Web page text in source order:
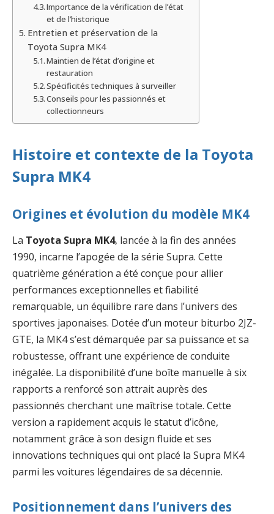
Importance de la vérification de l’état
et de l’historique
Entretien et préservation de la
Toyota Supra MK4
Maintien de l’état d’origine et
restauration
Spécificités techniques à surveiller
Conseils pour les passionnés et
collectionneurs
Histoire et contexte de la Toyota
Supra MK4
Origines et évolution du modèle MK4
La Toyota Supra MK4, lancée à la fin des années
1990, incarne l’apogée de la série Supra. Cette
quatrième génération a été conçue pour allier
performances exceptionnelles et fiabilité
remarquable, un équilibre rare dans l’univers des
sportives japonaises. Dotée d’un moteur biturbo 2JZ-
GTE, la MK4 s’est démarquée par sa puissance et sa
robustesse, offrant une expérience de conduite
inégalée. La disponibilité d’une boîte manuelle à six
rapports a renforcé son attrait auprès des
passionnés cherchant une maîtrise totale. Cette
version a rapidement acquis le statut d’icône,
notamment grâce à son design fluide et ses
innovations techniques qui ont placé la Supra MK4
parmi les voitures légendaires de sa décennie.
Positionnement dans l’univers des